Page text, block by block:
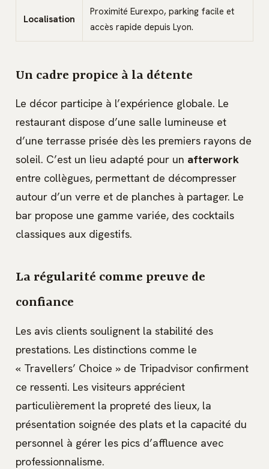
Localisation
Proximité Eurexpo, parking facile et
accès rapide depuis Lyon.
Un cadre propice à la détente
Le décor participe à l’expérience globale. Le
restaurant dispose d’une salle lumineuse et
d’une terrasse prisée dès les premiers rayons de
soleil. C’est un lieu adapté pour un afterwork
entre collègues, permettant de décompresser
autour d’un verre et de planches à partager. Le
bar propose une gamme variée, des cocktails
classiques aux digestifs.
La régularité comme preuve de
confiance
Les avis clients soulignent la stabilité des
prestations. Les distinctions comme le
« Travellers’ Choice » de Tripadvisor confirment
ce ressenti. Les visiteurs apprécient
particulièrement la propreté des lieux, la
présentation soignée des plats et la capacité du
personnel à gérer les pics d’affluence avec
professionnalisme.